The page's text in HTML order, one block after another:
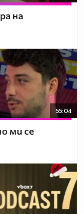
на
55:04
ми се